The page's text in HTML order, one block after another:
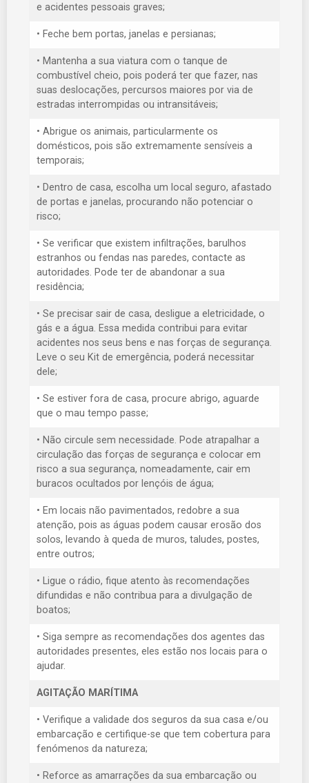
e acidentes pessoais graves;
• Feche bem portas, janelas e persianas;
• Mantenha a sua viatura com o tanque de
combustível cheio, pois poderá ter que fazer, nas
suas deslocações, percursos maiores por via de
estradas interrompidas ou intransitáveis;
• Abrigue os animais, particularmente os
domésticos, pois são extremamente sensíveis a
temporais;
• Dentro de casa, escolha um local seguro, afastado
de portas e janelas, procurando não potenciar o
risco;
• Se verificar que existem infiltrações, barulhos
estranhos ou fendas nas paredes, contacte as
autoridades. Pode ter de abandonar a sua
residência;
• Se precisar sair de casa, desligue a eletricidade, o
gás e a água. Essa medida contribui para evitar
acidentes nos seus bens e nas forças de segurança.
Leve o seu Kit de emergência, poderá necessitar
dele;
• Se estiver fora de casa, procure abrigo, aguarde
que o mau tempo passe;
• Não circule sem necessidade. Pode atrapalhar a
circulação das forças de segurança e colocar em
risco a sua segurança, nomeadamente, cair em
buracos ocultados por lençóis de água;
• Em locais não pavimentados, redobre a sua
atenção, pois as águas podem causar erosão dos
solos, levando à queda de muros, taludes, postes,
entre outros;
• Ligue o rádio, fique atento às recomendações
difundidas e não contribua para a divulgação de
boatos;
• Siga sempre as recomendações dos agentes das
autoridades presentes, eles estão nos locais para o
ajudar.
AGITAÇÃO MARÍTIMA
• Verifique a validade dos seguros da sua casa e/ou
embarcação e certifique-se que tem cobertura para
fenómenos da natureza;
• Reforce as amarrações da sua embarcação ou